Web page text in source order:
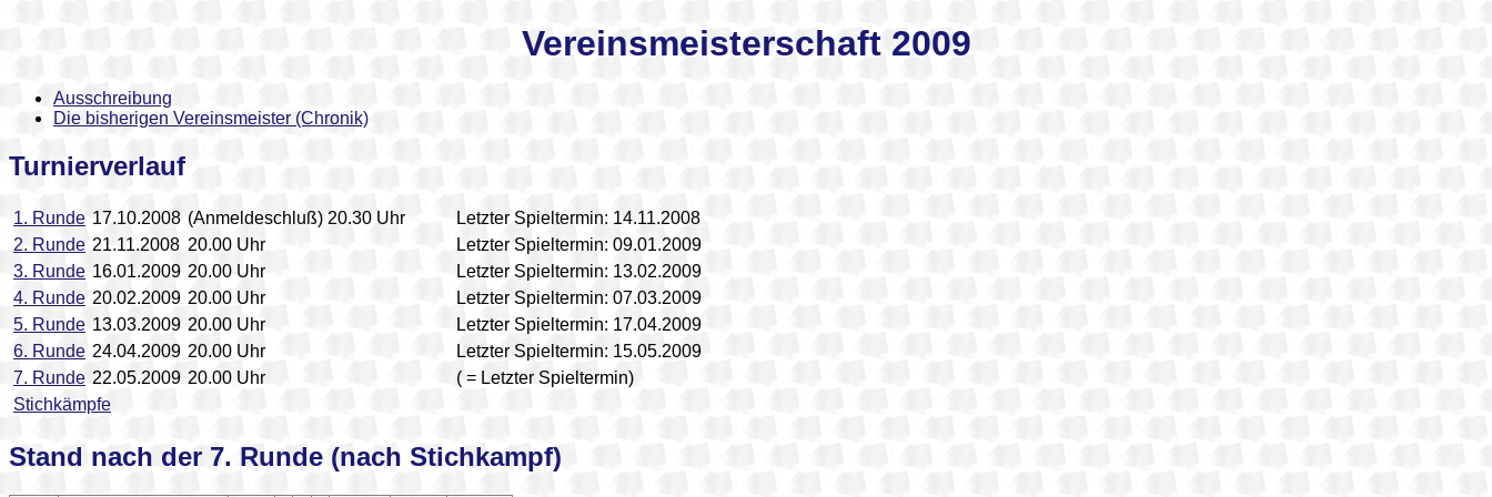
Vereinsmeisterschaft 2009
Ausschreibung
Die bisherigen Vereinsmeister (Chronik)
Turnierverlauf
1. Runde 17.10.2008 (Anmeldeschluß) 20.30 Uhr
Letzter Spieltermin: 14.11.2008
2. Runde 21.11.2008 20.00 Uhr
Letzter Spieltermin: 09.01.2009
3. Runde 16.01.2009 20.00 Uhr
Letzter Spieltermin: 13.02.2009
4. Runde 20.02.2009 20.00 Uhr
Letzter Spieltermin: 07.03.2009
5. Runde 13.03.2009 20.00 Uhr
Letzter Spieltermin: 17.04.2009
6. Runde 24.04.2009 20.00 Uhr
Letzter Spieltermin: 15.05.2009
7. Runde 22.05.2009 20.00 Uhr
( = Letzter Spieltermin)
Stichkämpfe
Stand nach der 7. Runde (nach Stichkampf)